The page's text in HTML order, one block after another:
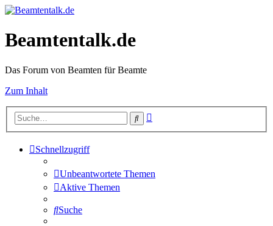
Beamtentalk.de
Das Forum von Beamten für Beamte
Zum Inhalt
Suche
Schnellzugriff
Unbeantwortete Themen
Aktive Themen
Suche